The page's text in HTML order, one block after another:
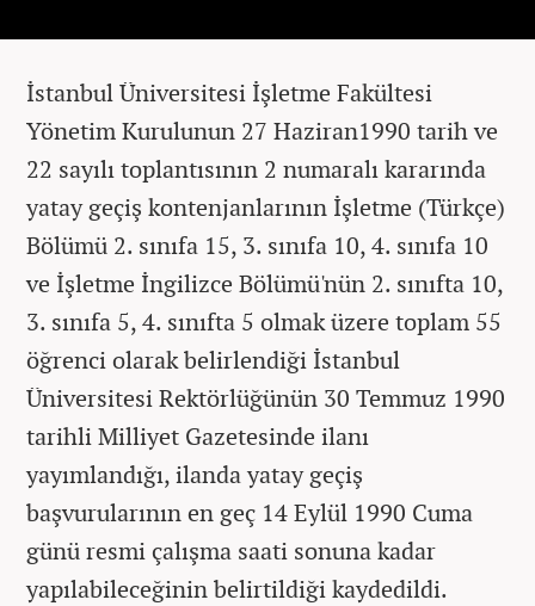
İstanbul Üniversitesi İşletme Fakültesi
Yönetim Kurulunun 27 Haziran1990 tarih ve
22 sayılı toplantısının 2 numaralı kararında
yatay geçiş kontenjanlarının İşletme (Türkçe)
Bölümü 2. sınıfa 15, 3. sınıfa 10, 4. sınıfa 10
ve İşletme İngilizce Bölümü'nün 2. sınıfta 10,
3. sınıfa 5, 4. sınıfta 5 olmak üzere toplam 55
öğrenci olarak belirlendiği İstanbul
Üniversitesi Rektörlüğünün 30 Temmuz 1990
tarihli Milliyet Gazetesinde ilanı
yayımlandığı, ilanda yatay geçiş
başvurularının en geç 14 Eylül 1990 Cuma
günü resmi çalışma saati sonuna kadar
yapılabileceğinin belirtildiği kaydedildi.